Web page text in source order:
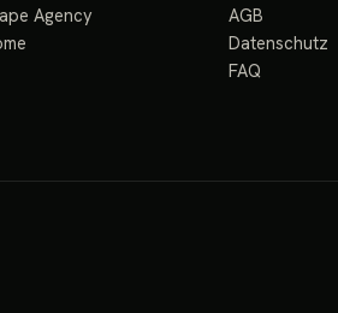
Agency
AGB
Datenschutz
FAQ